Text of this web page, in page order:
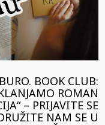
BURO. BOOK CLUB:
ROMAN
– PRIJAVITE SE
NAM SE U